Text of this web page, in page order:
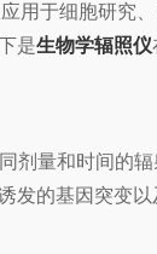
于细胞研究
是生物学辐照仪
量和时间的
的基因突变以